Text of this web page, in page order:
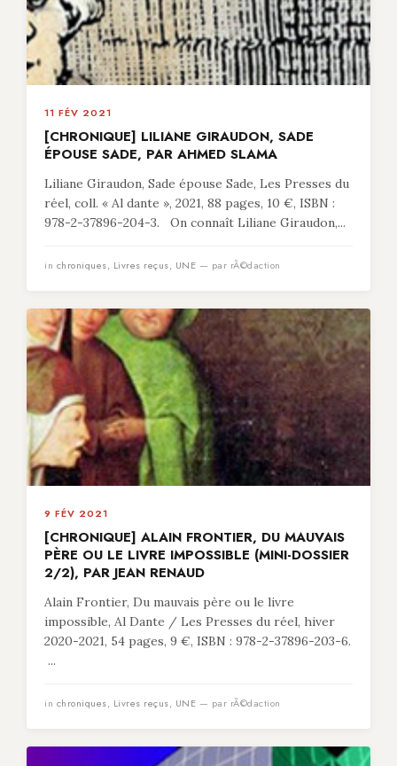
11 FÉV 2021
[CHRONIQUE] LILIANE GIRAUDON, SADE
ÉPOUSE SADE, PAR AHMED SLAMA
Liliane Giraudon, Sade épouse Sade, Les Presses du
réel, coll. « Al dante », 2021, 88 pages, 10 €, ISBN :
978-2-37896-204-3. On connaît Liliane Giraudon,...
in chroniques, Livres reçus, UNE — par rÃ©daction
9 FÉV 2021
[CHRONIQUE] ALAIN FRONTIER, DU MAUVAIS
PÈRE OU LE LIVRE IMPOSSIBLE (MINI-DOSSIER
2/2), PAR JEAN RENAUD
Alain Frontier, Du mauvais père ou le livre
impossible, Al Dante / Les Presses du réel, hiver
2020-2021, 54 pages, 9 €, ISBN : 978-2-37896-203-6.
...
in chroniques, Livres reçus, UNE — par rÃ©daction